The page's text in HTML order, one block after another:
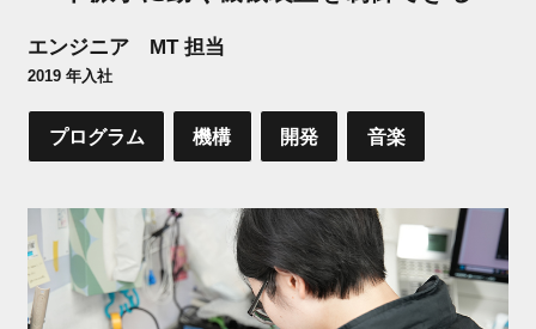
エンジニア MT 担当
2019 年入社
プログラム 機構 開発 音楽